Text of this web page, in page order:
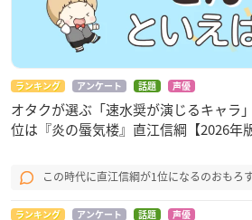
ランキング アンケート 話題 声優
オタクが選ぶ「速水奨が演じるキャラ
位は『炎の蜃気楼』直江信綱【2026年版
この時代に直江信綱が1位になるのおもろ
ランキング アンケート 話題 声優